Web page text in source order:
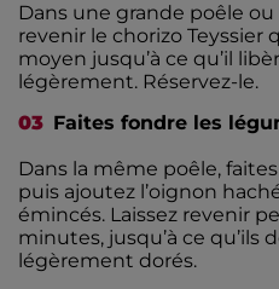
Dans une grande poêle
revenir le chorizo Teyssier
moyen jusqu’à ce qu’il
légèrement. Réservez-le.
Faites fondre les
Dans la même poêle,
puis ajoutez l’oignon
émincés. Laissez revenir
minutes, jusqu’à ce
légèrement dorés.